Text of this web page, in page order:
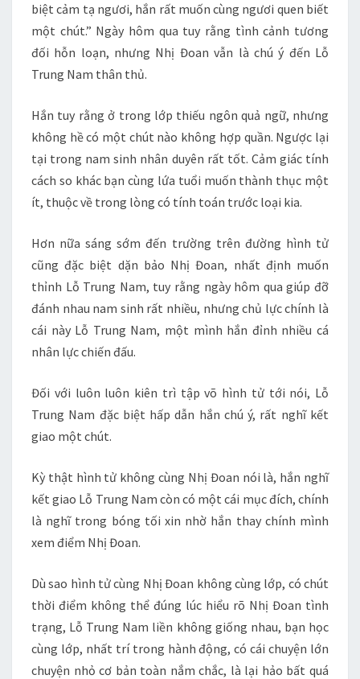
biệt cảm tạ ngươi, hắn rất muốn cùng ngươi quen biết
một chút.” Ngày hôm qua tuy rằng tình cảnh tương
đối hỗn loạn, nhưng Nhị Đoan vẫn là chú ý đến Lỗ
Trung Nam thân thủ.
Hắn tuy rằng ở trong lớp thiếu ngôn quả ngữ, nhưng
không hề có một chút nào không hợp quần. Ngược lại
tại trong nam sinh nhân duyên rất tốt. Cảm giác tính
cách so khác bạn cùng lứa tuổi muốn thành thục một
ít, thuộc về trong lòng có tính toán trước loại kia.
Hơn nữa sáng sớm đến trường trên đường hình tử
cũng đặc biệt dặn bảo Nhị Đoan, nhất định muốn
thỉnh Lỗ Trung Nam, tuy rằng ngày hôm qua giúp đỡ
đánh nhau nam sinh rất nhiều, nhưng chủ lực chính là
cái này Lỗ Trung Nam, một mình hắn đỉnh nhiều cá
nhân lực chiến đấu.
Đối với luôn luôn kiên trì tập võ hình tử tới nói, Lỗ
Trung Nam đặc biệt hấp dẫn hắn chú ý, rất nghĩ kết
giao một chút.
Kỳ thật hình tử không cùng Nhị Đoan nói là, hắn nghĩ
kết giao Lỗ Trung Nam còn có một cái mục đích, chính
là nghĩ trong bóng tối xin nhờ hắn thay chính mình
xem điểm Nhị Đoan.
Dù sao hình tử cùng Nhị Đoan không cùng lớp, có chút
thời điểm không thể đúng lúc hiểu rõ Nhị Đoan tình
trạng, Lỗ Trung Nam liền không giống nhau, bạn học
cùng lớp, nhất trí trong hành động, có cái chuyện lớn
chuyện nhỏ cơ bản toàn nắm chắc, là lại hảo bất quá